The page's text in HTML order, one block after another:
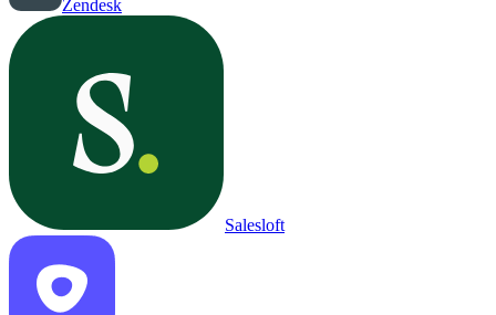
Zendesk
Salesloft